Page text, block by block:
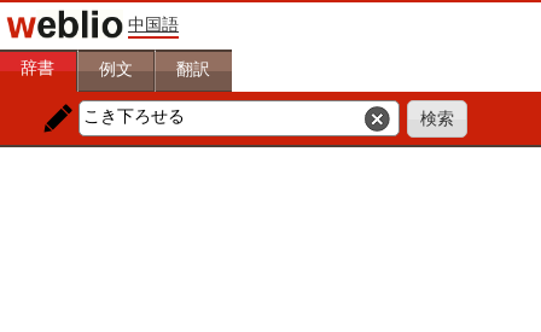
中国語
辞書 例文 翻訳